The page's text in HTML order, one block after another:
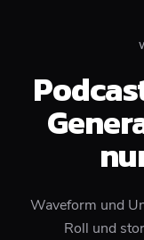
Waveform und
Roll und